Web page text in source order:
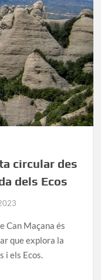
circular des
dels Ecos
Can Maçana és
que explora la
i els Ecos.